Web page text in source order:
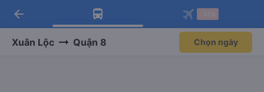
Tải app Vexere ngay!
Nhận ưu đãi thành viên độc
Mở app
Tải app Vexere
-30k/ghế khi đặt vé máy bay qua
Mở app
arrow_back
Xuân Lộc Quận 8 Chọn ngày